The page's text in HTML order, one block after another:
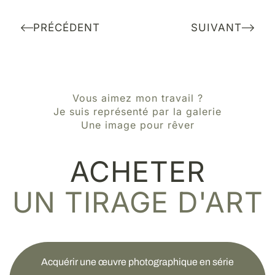
PRÉCÉDENT SUIVANT
Vous aimez mon travail ?
Je suis représenté par la galerie
Une image pour rêver
ACHETER
UN TIRAGE D'ART
Acquérir une œuvre photographique en série